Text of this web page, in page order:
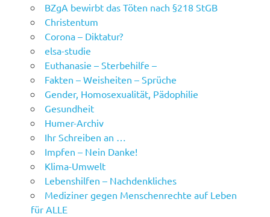
BZgA bewirbt das Töten nach §218 StGB
Christentum
Corona – Diktatur?
elsa-studie
Euthanasie – Sterbehilfe –
Fakten – Weisheiten – Sprüche
Gender, Homosexualität, Pädophilie
Gesundheit
Humer-Archiv
Ihr Schreiben an …
Impfen – Nein Danke!
Klima-Umwelt
Lebenshilfen – Nachdenkliches
Mediziner gegen Menschenrechte auf Leben
für ALLE